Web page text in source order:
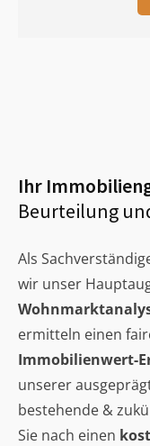
Ihr
Beurteilung
Als
wir unser
ermitteln einen
Immobilienwert-
unserer
bestehende &
Sie nach einen